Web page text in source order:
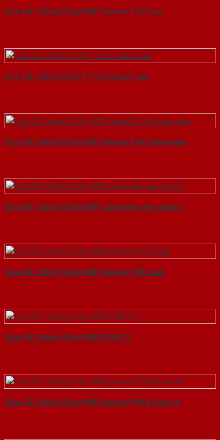
Cửa Gỗ Chống Cháy MDF Veneer P1G1 soi
Cửa Gỗ Chống Cháy P1 cho khach san
Cửa Gỗ Chống Cháy MDF Veneer P1R5 xoan dao
Cửa Gỗ Chống Cháy MDF Laminate van ngang
Cửa Gỗ Chống Cháy MDF Veneer P1R2 ash
Cửa Gỗ Chống Cháy MDF P1R4 C1
Cửa Gỗ Chống Cháy MDF Veneer P1R4 Cam xe